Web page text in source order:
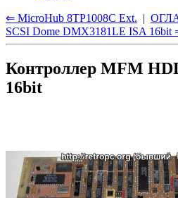
⇐ MicroHub 8TP1008C Ext. |
SCSI Dome DMX3181LE ISA 16bit
Контроллер MFM
16bit